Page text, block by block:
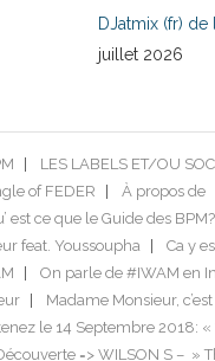
DJatmix (fr) de
juillet 2026
LES LABELS ET/OU
of FEDER
À propos de
est ce que le Guide des BPM?
feat. Youssoupha
Ca y
On parle de #IWAM en
Madame Monsieur,
le 14 Septembre 2018:
=> WILSON S – »